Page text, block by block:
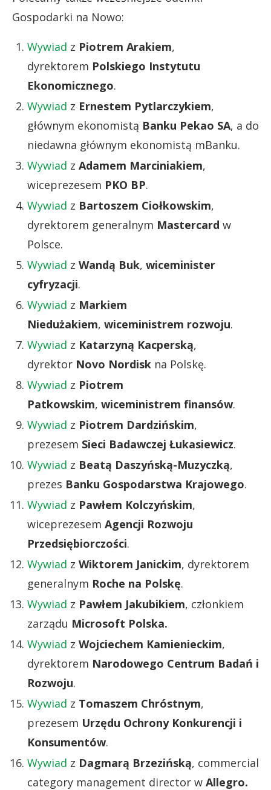
Gospodarki na Nowo:
Wywiad z Piotrem Arakiem,
dyrektorem Polskiego Instytutu
Ekonomicznego.
Wywiad z Ernestem Pytlarczykiem,
głównym ekonomistą Banku Pekao SA, a do
niedawna głównym ekonomistą mBanku.
Wywiad z Adamem Marciniakiem,
wiceprezesem PKO BP.
Wywiad z Bartoszem Ciołkowskim,
dyrektorem generalnym Mastercard w
Polsce.
Wywiad z Wandą Buk, wiceminister
cyfryzacji.
Wywiad z Markiem
Niedużakiem, wiceministrem rozwoju.
Wywiad z Katarzyną Kacperską,
dyrektor Novo Nordisk na Polskę.
Wywiad z Piotrem
Patkowskim, wiceministrem finansów.
Wywiad z Piotrem Dardzińskim,
prezesem Sieci Badawczej Łukasiewicz.
Wywiad z Beatą Daszyńską-Muzyczką,
prezes Banku Gospodarstwa Krajowego.
Wywiad z Pawłem Kolczyńskim,
wiceprezesem Agencji Rozwoju
Przedsiębiorczości.
Wywiad z Wiktorem Janickim, dyrektorem
generalnym Roche na Polskę.
Wywiad z Pawłem Jakubikiem, członkiem
zarządu Microsoft Polska.
Wywiad z Wojciechem Kamienieckim,
dyrektorem Narodowego Centrum Badań i
Rozwoju.
Wywiad z Tomaszem Chróstnym,
prezesem Urzędu Ochrony Konkurencji i
Konsumentów.
Wywiad z Dagmarą Brzezińską, commercial
category management director w Allegro.